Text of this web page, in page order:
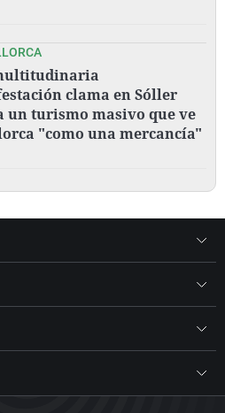
clama en Sóller
un turismo masivo que ve
"como una mercancía"